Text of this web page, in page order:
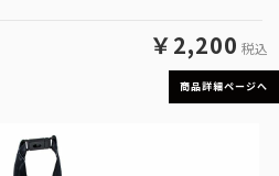
￥2,200 税込
商品詳細ページへ